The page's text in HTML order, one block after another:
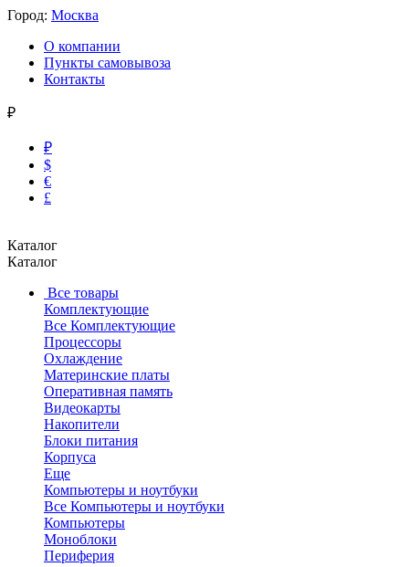
Город: Москва
О компании
Пункты самовывоза
Контакты
₽
₽
$
€
£
Каталог
Каталог
Все товары
Комплектующие
Все Комплектующие
Процессоры
Охлаждение
Материнские платы
Оперативная память
Видеокарты
Накопители
Блоки питания
Корпуса
Еще
Компьютеры и ноутбуки
Все Компьютеры и ноутбуки
Компьютеры
Моноблоки
Периферия